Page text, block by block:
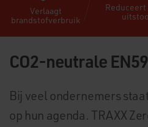
CO2-neutrale
Bij veel ondernemers
op hun agenda. TRAXX
Verlaagt
brandstofverbruik
Reduceert